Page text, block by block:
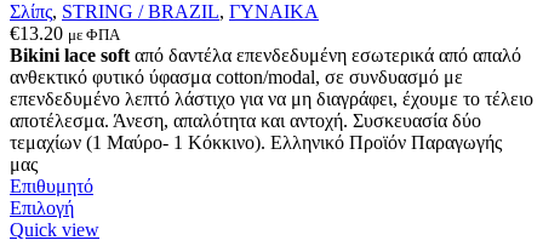
Σλίπς, STRING / BRAZIL, ΓΥΝΑΙΚΑ
€13.20 με ΦΠΑ
Bikini lace soft από δαντέλα επενδεδυμένη εσωτερικά από απαλό
ανθεκτικό φυτικό ύφασμα cotton/modal, σε συνδυασμό με
επενδεδυμένο λεπτό λάστιχο για να μη διαγράφει, έχουμε το τέλειο
αποτέλεσμα. Άνεση, απαλότητα και αντοχή. Συσκευασία δύο
τεμαχίων (1 Μαύρο- 1 Κόκκινο). Ελληνικό Προϊόν Παραγωγής
μας
Επιθυμητό
ΕπιλογήΑυτό
το
Quick view